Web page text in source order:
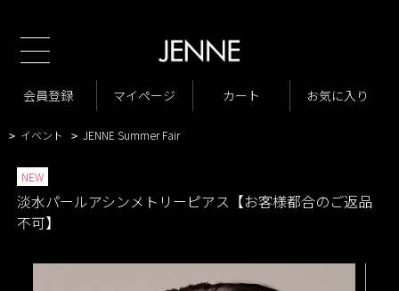
会員登録 マイページ カート お気に入り
TOP
商品一覧 > New Arrivals
VARIATION LIST3 淡水パールアクセサリー
> イベント > JENNE Summer Fair
NEW
淡水パールアシンメトリーピアス【お客様都合のご返品
不可】